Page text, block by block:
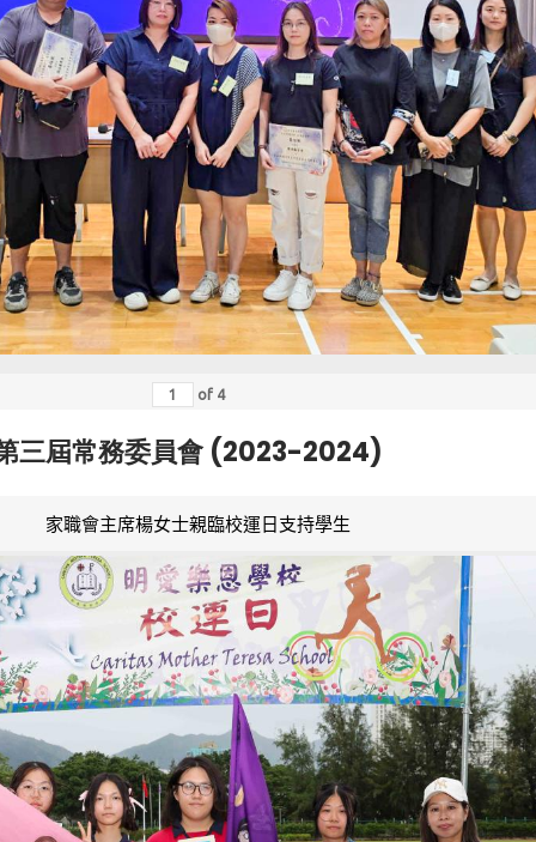
of 4
三屆常務委員會 (2023-2024)
家職會主席楊女士親臨校運日支持學生